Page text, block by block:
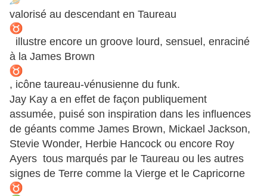
valorisé au descendant en Taureau
illustre encore un groove lourd, sensuel, enraciné
à la James Brown
, icône taureau-vénusienne du funk.
Jay Kay a en effet de façon publiquement
assumée, puisé son inspiration dans les influences
de géants comme James Brown, Mickael Jackson,
Stevie Wonder, Herbie Hancock ou encore Roy
Ayers tous marqués par le Taureau ou les autres
signes de Terre comme la Vierge et le Capricorne